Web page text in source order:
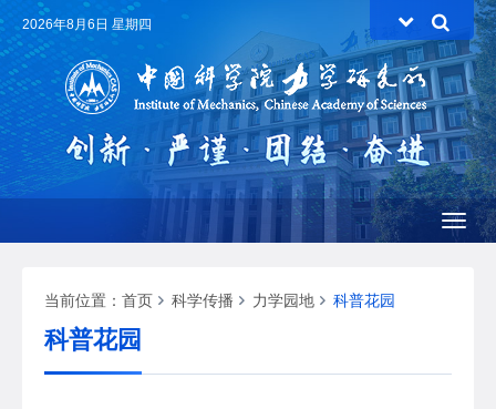
2026年8月6日 星期四
当前位置： 首页 科学传播 力学园地 科普花园
科普花园